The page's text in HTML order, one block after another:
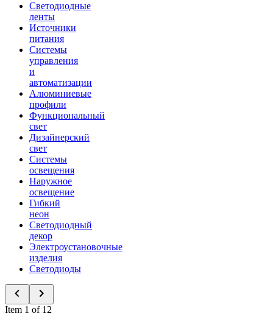
Светодиодные
ленты
Источники
питания
Системы
управления
и
автоматизации
Алюминиевые
профили
Функциональный
свет
Дизайнерский
свет
Системы
освещения
Наружное
освещение
Гибкий
неон
Светодиодный
декор
Электроустановочные
изделия
Светодиоды
Item 1 of 12